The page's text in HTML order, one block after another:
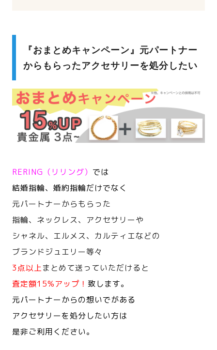
『おまとめキャンペーン』元パートナー
からもらったアクセサリーを処分したい
RERING（リリング） では
結婚指輪、婚約指輪だけでなく
元パートナーからもらった
指輪、ネックレス、アクセサリーや
シャネル、エルメス、カルティエなどの
ブランドジュエリー等々
3点以上まとめて送っていただけると
査定額15%アップ！ 致します。
元パートナーからの想いでがある
アクセサリーを処分したい方は
是非ご利用ください。